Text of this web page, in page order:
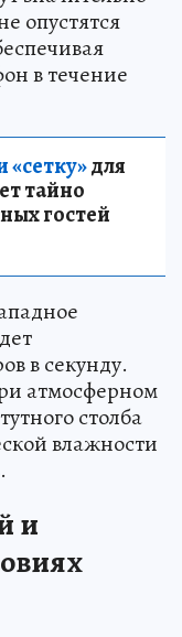
опустятся
в течение
для
тайно
гостей
в секунду.
атмосферном
столба
влажности
и